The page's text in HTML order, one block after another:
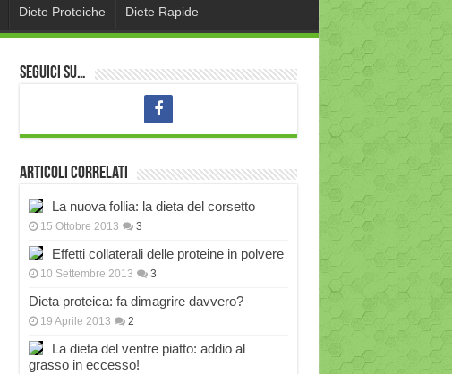
Diete Proteiche Diete Rapide
Seguici su…
Articoli correlati
La nuova follia: la dieta del corsetto
15 Ottobre 2013 3
Effetti collaterali delle proteine in polvere
10 Settembre 2013 3
Dieta proteica: fa dimagrire davvero?
19 Aprile 2013 2
La dieta del ventre piatto: addio al
grasso in eccesso!